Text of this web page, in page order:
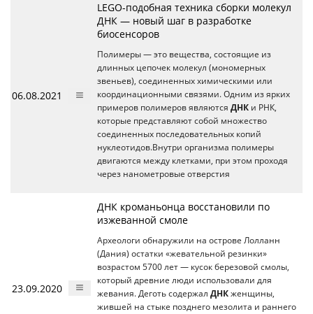
06.08.2021
LEGO-подобная техника сборки молекул
ДНК — новый шаг в разработке
биосенсоров
Полимеры — это вещества, состоящие из
длинных цепочек молекул (мономерных
звеньев), соединенных химическими или
координационными связями. Одним из ярких
примеров полимеров являются ДНК и РНК,
которые представляют собой множество
соединенных последовательных копий
нуклеотидов.Внутри организма полимеры
двигаются между клетками, при этом проходя
через нанометровые отверстия
23.09.2020
ДНК кроманьонца восстановили по
изжеванной смоле
Археологи обнаружили на острове Лолланн
(Дания) остатки «жевательной резинки»
возрастом 5700 лет — кусок березовой смолы,
который древние люди использовали для
жевания. Деготь содержал ДНК женщины,
жившей на стыке позднего мезолита и раннего